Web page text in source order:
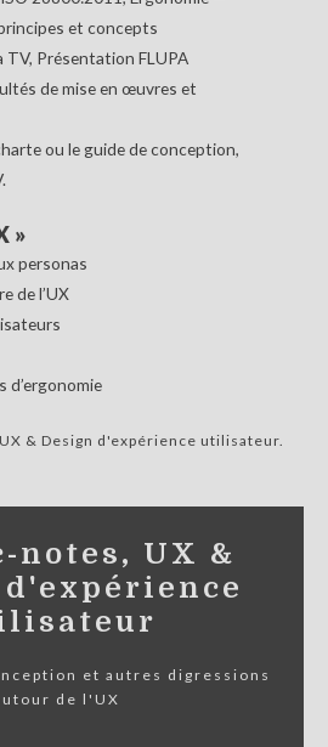
et concepts
TV, Présentation FLUPA
de mise en œuvres et
ou le guide de conception,
»
personas
de l’UX
d’ergonomie
& Design d'expérience utilisateur
notes, UX &
et autres digressions
de l'UX